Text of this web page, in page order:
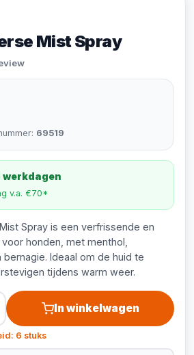
Mist Spray
69519
v.a. €70*
Spray is een verfrissende en
honden, met menthol,
Ideaal om de huid te
tijdens warm weer.
In winkelwagen
6 stuks